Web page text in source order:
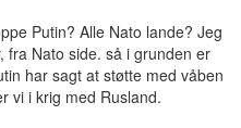
Putin? Alle Nato lande? Jeg
fra Nato side. så i grunden er
har sagt at støtte med våben
vi i krig med Rusland.